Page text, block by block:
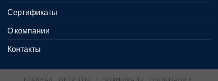
Сертификаты
О компании
Контакты